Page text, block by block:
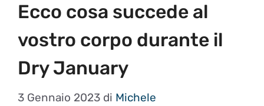
Ecco cosa succede al
vostro corpo durante il
Dry January
3 Gennaio 2023 di Michele